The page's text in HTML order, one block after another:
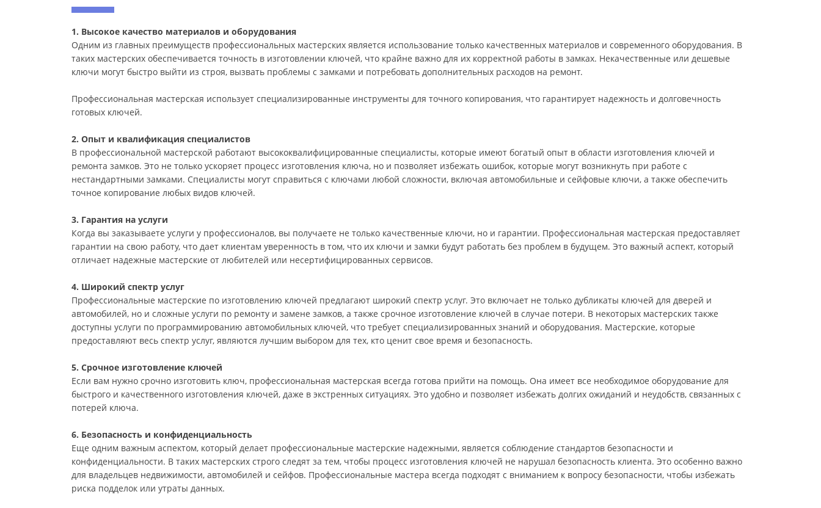
1. Высокое качество материалов и оборудования
Одним из главных преимуществ профессиональных мастерских является использование только качественных материалов и современного оборудования. В
таких мастерских обеспечивается точность в изготовлении ключей, что крайне важно для их корректной работы в замках. Некачественные или дешевые
ключи могут быстро выйти из строя, вызвать проблемы с замками и потребовать дополнительных расходов на ремонт.
Профессиональная мастерская использует специализированные инструменты для точного копирования, что гарантирует надежность и долговечность
готовых ключей.
2. Опыт и квалификация специалистов
В профессиональной мастерской работают высококвалифицированные специалисты, которые имеют богатый опыт в области изготовления ключей и
ремонта замков. Это не только ускоряет процесс изготовления ключа, но и позволяет избежать ошибок, которые могут возникнуть при работе с
нестандартными замками. Специалисты могут справиться с ключами любой сложности, включая автомобильные и сейфовые ключи, а также обеспечить
точное копирование любых видов ключей.
3. Гарантия на услуги
Когда вы заказываете услуги у профессионалов, вы получаете не только качественные ключи, но и гарантии. Профессиональная мастерская предоставляет
гарантии на свою работу, что дает клиентам уверенность в том, что их ключи и замки будут работать без проблем в будущем. Это важный аспект, который
отличает надежные мастерские от любителей или несертифицированных сервисов.
4. Широкий спектр услуг
Профессиональные мастерские по изготовлению ключей предлагают широкий спектр услуг. Это включает не только дубликаты ключей для дверей и
автомобилей, но и сложные услуги по ремонту и замене замков, а также срочное изготовление ключей в случае потери. В некоторых мастерских также
доступны услуги по программированию автомобильных ключей, что требует специализированных знаний и оборудования. Мастерские, которые
предоставляют весь спектр услуг, являются лучшим выбором для тех, кто ценит свое время и безопасность.
5. Срочное изготовление ключей
Если вам нужно срочно изготовить ключ, профессиональная мастерская всегда готова прийти на помощь. Она имеет все необходимое оборудование для
быстрого и качественного изготовления ключей, даже в экстренных ситуациях. Это удобно и позволяет избежать долгих ожиданий и неудобств, связанных с
потерей ключа.
6. Безопасность и конфиденциальность
Еще одним важным аспектом, который делает профессиональные мастерские надежными, является соблюдение стандартов безопасности и
конфиденциальности. В таких мастерских строго следят за тем, чтобы процесс изготовления ключей не нарушал безопасность клиента. Это особенно важно
для владельцев недвижимости, автомобилей и сейфов. Профессиональные мастера всегда подходят с вниманием к вопросу безопасности, чтобы избежать
риска подделок или утраты данных.